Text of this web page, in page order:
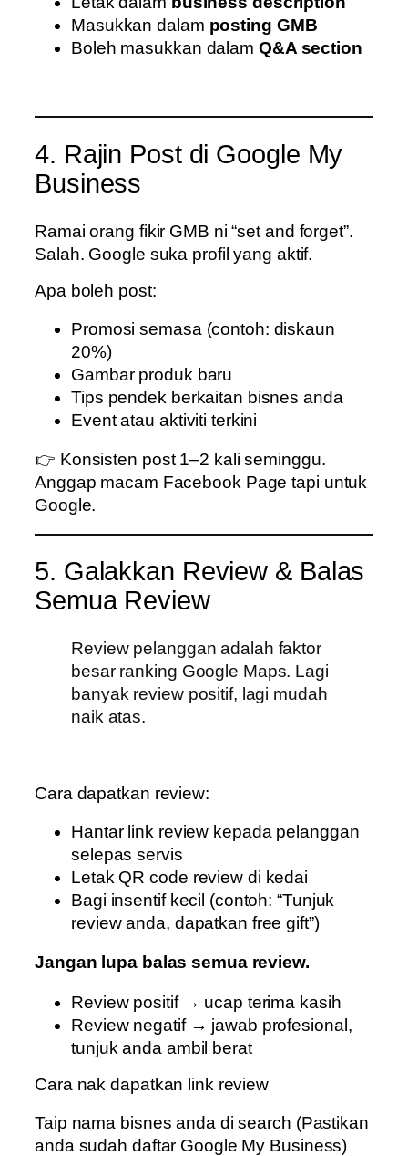
Masukkan dalam posting GMB
Boleh masukkan dalam Q&A section
4. Rajin Post di Google My
Business
Ramai orang fikir GMB ni “set and forget”.
Salah. Google suka profil yang aktif.
Apa boleh post:
Promosi semasa (contoh: diskaun
20%)
Gambar produk baru
Tips pendek berkaitan bisnes anda
Event atau aktiviti terkini
👉 Konsisten post 1–2 kali seminggu.
Anggap macam Facebook Page tapi untuk
Google.
5. Galakkan Review & Balas
Semua Review
Review pelanggan adalah faktor
besar ranking Google Maps. Lagi
banyak review positif, lagi mudah
naik atas.
Cara dapatkan review:
Hantar link review kepada pelanggan
selepas servis
Letak QR code review di kedai
Bagi insentif kecil (contoh: “Tunjuk
review anda, dapatkan free gift”)
Jangan lupa balas semua review.
Review positif → ucap terima kasih
Review negatif → jawab profesional,
tunjuk anda ambil berat
Cara nak dapatkan link review
Taip nama bisnes anda di search (Pastikan
anda sudah daftar Google My Business)